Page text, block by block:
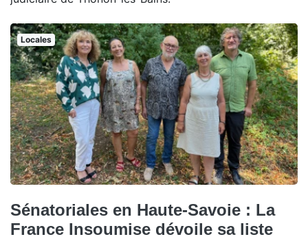
Locales
Sénatoriales en Haute-Savoie : La
France Insoumise dévoile sa liste